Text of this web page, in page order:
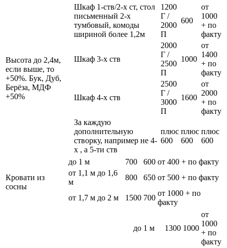
Высота до 2,4м,
если выше, то
+50%. Бук, Дуб,
Берёза, МДФ
+50%
Шкаф 1-ств/2-х ст, стол
письменный 2-х
тумбовый, комоды
шириной более 1,2м
1200
Г /
2000
П
600
от
1000
+ по
факту
Шкаф 3-х ств
2000
Г /
2500
П
1000
от
1400
+ по
факту
Шкаф 4-х ств
2500
Г /
3000
П
1600
от
2000
+ по
факту
За каждую
дополнительную
створку, например не 4-
х , а 5-ти ств
плюс
600
плюс
600
плюс
600
Кровати из
сосны
до 1 м 700 600 от 400 + по факту
от 1,1 м до 1,6
м
800 650 от 500 + по факту
от 1,7 м до 2 м 1500 700
от 1000 + по
факту
до 1 м 1300 1000
от
1000
+ по
факту